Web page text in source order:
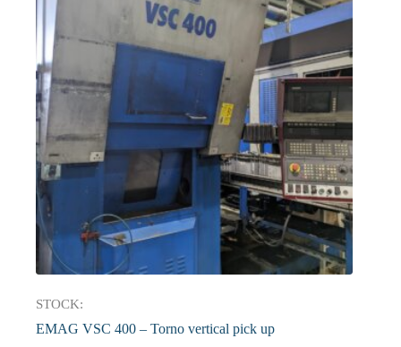
STOCK:
EMAG VSC 400 – Torno vertical pick up